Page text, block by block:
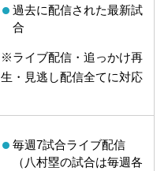
過去に配信された最新試
合
※ライブ配信・追っかけ再
生・見逃し配信全てに対応
毎週7試合ライブ配信
（⼋村塁の試合は毎週各